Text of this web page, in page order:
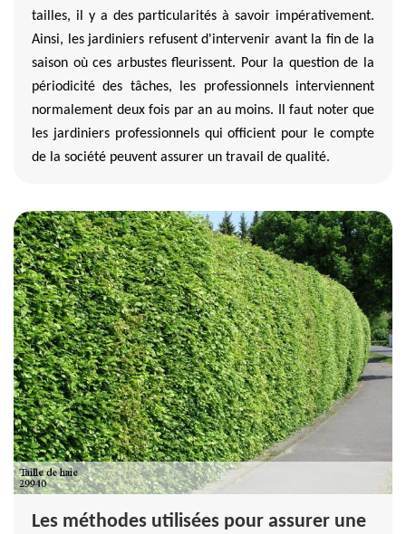
tailles, il y a des particularités à savoir impérativement.
Ainsi, les jardiniers refusent d'intervenir avant la fin de la
saison où ces arbustes fleurissent. Pour la question de la
périodicité des tâches, les professionnels interviennent
normalement deux fois par an au moins. Il faut noter que
les jardiniers professionnels qui officient pour le compte
de la société peuvent assurer un travail de qualité.
Les méthodes utilisées pour assurer une